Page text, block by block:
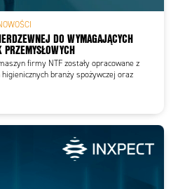
DO WYMAGAJĄCYCH
firmy NTF zostały opracowane z
branży spożywczej oraz